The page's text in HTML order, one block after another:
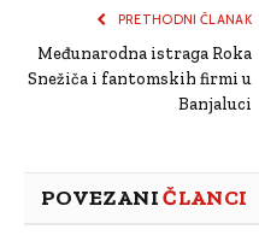
PRETHODNI ČLANAK
Međunarodna istraga Roka
Snežiča i fantomskih firmi u
Banjaluci
POVEZANIČLANCI